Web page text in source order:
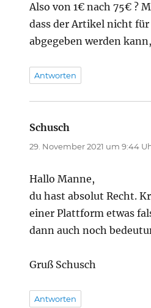
Also von 1€ nach 75€ ?
dass der Artikel nicht für
abgegeben werden
Antworten
Schusch
29. November 2021 um 9:44
Hallo Manne,
du hast absolut Recht.
einer Plattform etwas
dann auch noch
Gruß Schusch
Antworten